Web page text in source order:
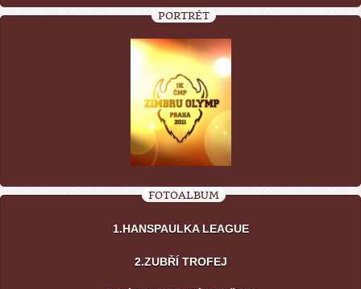
PORTRÉT
FOTOALBUM
1.HANSPAULKA LEAGUE
2.ZUBŘÍ TROFEJ